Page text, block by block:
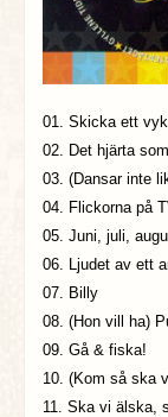
01. Skicka ett
02. Det hjärta
03. (Dansar inte
04. Flickorna på
05. Juni, juli,
06. Ljudet av ett
07. Billy
08. (Hon vill ha)
09. Gå & fiska!
10. (Kom så ska
11. Ska vi älska,